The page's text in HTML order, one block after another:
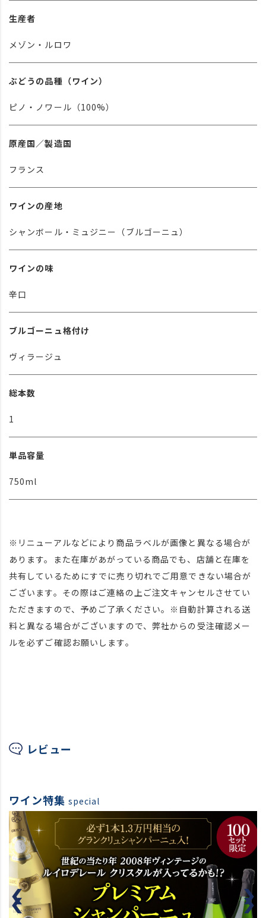
生産者
メゾン・ルロワ
ぶどうの品種（ワイン）
ピノ・ノワール（100%）
原産国／製造国
フランス
ワインの産地
シャンボール・ミュジニー（ブルゴーニュ）
ワインの味
辛口
ブルゴーニュ格付け
ヴィラージュ
総本数
1
単品容量
750ml
※リニューアルなどにより商品ラベルが画像と異なる場合が
あります。また在庫があがっている商品でも、店舗と在庫を
共有しているためにすでに売り切れでご用意できない場合が
ございます。その際はご連絡の上ご注文キャンセルさせてい
ただきますので、予めご了承ください。※自動計算される送
料と異なる場合がございますので、弊社からの受注確認メー
ルを必ずご確認お願いします。
レビュー
ワイン特集 special